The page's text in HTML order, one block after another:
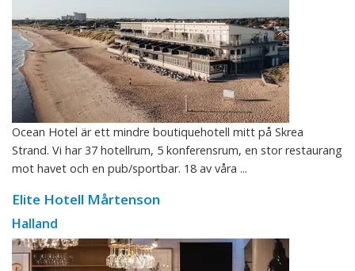
Ocean Hotel är ett mindre boutiquehotell mitt på Skrea
Strand. Vi har 37 hotellrum, 5 konferensrum, en stor restaurang
mot havet och en pub/sportbar. 18 av våra ...
Elite Hotell Mårtenson
Halland